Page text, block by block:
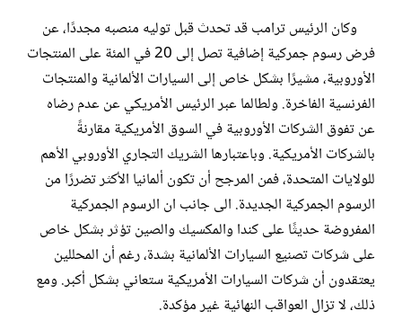
وكان الرئيس ترامب قد تحدث قبل توليه منصبه مجددًا، عن
فرض رسوم جمركية إضافية تصل إلى 20 في المئة على المنتجات
الأوروبية، مشيرًا بشكل خاص إلى السيارات الألمانية والمنتجات
الفرنسية الفاخرة. ولطالما عبر الرئيس الأمريكي عن عدم رضاه
عن تفوق الشركات الأوروبية في السوق الأمريكية مقارنةً
بالشركات الأمريكية. وباعتبارها الشريك التجاري الأوروبي الأهم
للولايات المتحدة، فمن المرجح أن تكون ألمانيا الأكثر تضررًا من
الرسوم الجمركية الجديدة. الى جانب ان الرسوم الجمركية
المفروضة حديثًا على كندا والمكسيك والصين تؤثر بشكل خاص
على شركات تصنيع السيارات الألمانية بشدة، رغم أن المحللين
يعتقدون أن شركات السيارات الأمريكية ستعاني بشكل أكبر. ومع
ذلك، لا تزال العواقب النهائية غير مؤكدة.